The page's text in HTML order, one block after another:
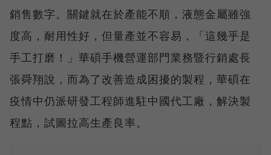
銷售數字。關鍵就在於產能不順，液態金屬雖強
度高，耐用性好，但量產並不容易，「這幾乎是
手工打磨！」華碩手機營運部門業務暨行銷處長
張舜翔說，而為了改善造成困擾的製程，華碩在
疫情中仍派研發工程師進駐中國代工廠，解決製
程點，試圖拉高生產良率。